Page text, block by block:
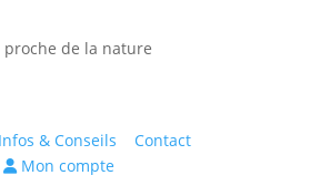
proche de la nature
Infos & Conseils
Contact
Mon compte